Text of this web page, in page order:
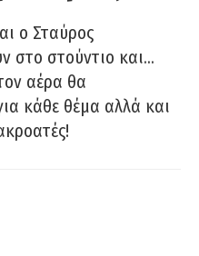
ο Σταύρος
στο στούντιο και…
αέρα θα
κάθε θέμα αλλά και